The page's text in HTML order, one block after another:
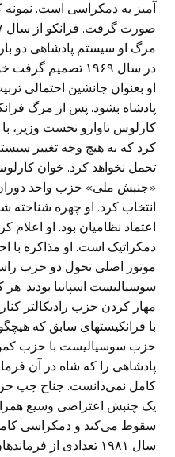
آمیز به دمکراسی است.
مرگ او سیستم پادشاهی دو
در سال ۱۹۶۹
او بعنوان جانشین احتمالی
پادشاه بشود. پس از مرگ
کارلوس ناوارو نخست وزیر،
کرد که به هیچ وجه تغییر
تحمل نخواهد کرد. خوان
«جنبش ملی» حزب واحد
انتخاب کرد. او چهره شناخته
اعتماد نظامیان بود. او اعلام
دمکراتیک است. او مذاکره با
موتور اصلی تحول دو حزب
سوسیالیست اسپانیا بودند.
مهار کردن حزب رادیکالتر
با فرانکیستهای سابق که
حزب سوسیالیست با حزب
پادشاهی را که شاه در آن
کامل نمی‌دانست. جناح چپ
یک چنبش اعتراضی وسیع
سقوط می‌کند و دمکراسی
سال ۱۹۸۱ تعدادی از